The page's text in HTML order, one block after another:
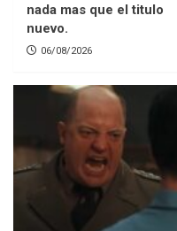
nada mas que el titulo
nuevo.
06/08/2026